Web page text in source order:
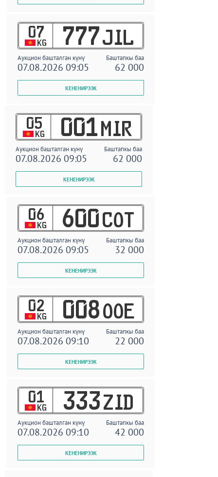
07
KG 777 JIL
Аукцион башталган күнү Баштапкы баа
07.08.2026 09:05 62 000
05
KG 001 MIR
Аукцион башталган күнү Баштапкы баа
07.08.2026 09:05 62 000
06
KG 600 COT
Аукцион башталган күнү Баштапкы баа
07.08.2026 09:05 32 000
02
KG 008 OOE
Аукцион башталган күнү Баштапкы баа
07.08.2026 09:10 22 000
01
KG 333 ZID
Аукцион башталган күнү Баштапкы баа
07.08.2026 09:10 42 000